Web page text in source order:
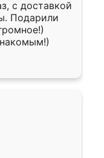
с доставкой
Подарили